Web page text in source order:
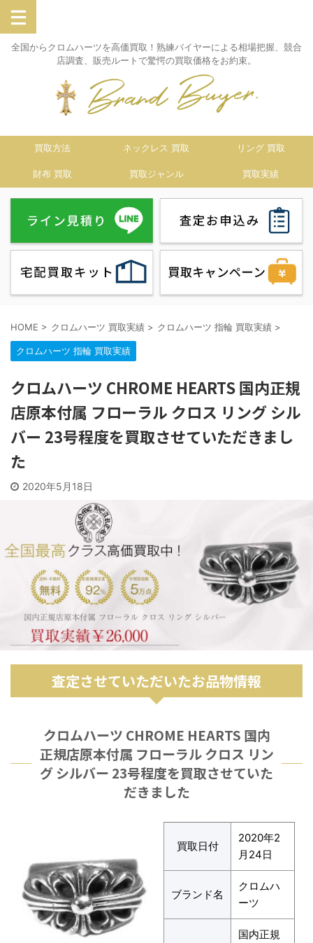
全国からクロムハーツを高価買取！熟練バイヤーによる相場把握、競合
店調査、販売ルートで驚愕の買取価格をお約束。
買取方法 ネックレス 買取 リング 買取
財布 買取 買取ジャンル 買取実績
HOME > クロムハーツ 買取実績 > クロムハーツ 指輪 買取実績 >
クロムハーツ 指輪 買取実績
クロムハーツ CHROME HEARTS 国内正規
店原本付属 フローラル クロス リング シル
バー 23号程度を買取させていただきまし
た
2020年5月18日
査定させていただいたお品物情報
クロムハーツ CHROME HEARTS 国内
正規店原本付属 フローラル クロス リン
グ シルバー 23号程度を買取させていた
だきました
買取日付
2020年2
月24日
ブランド名
クロムハ
ーツ
国内正規